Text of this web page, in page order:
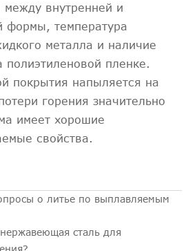
между внутренней и
формы, температура
металла и наличие
пленке.
покрытия напыляется на
горения значительно
имеет хорошие
свойства.
о литье по выплавляемым
сталь для